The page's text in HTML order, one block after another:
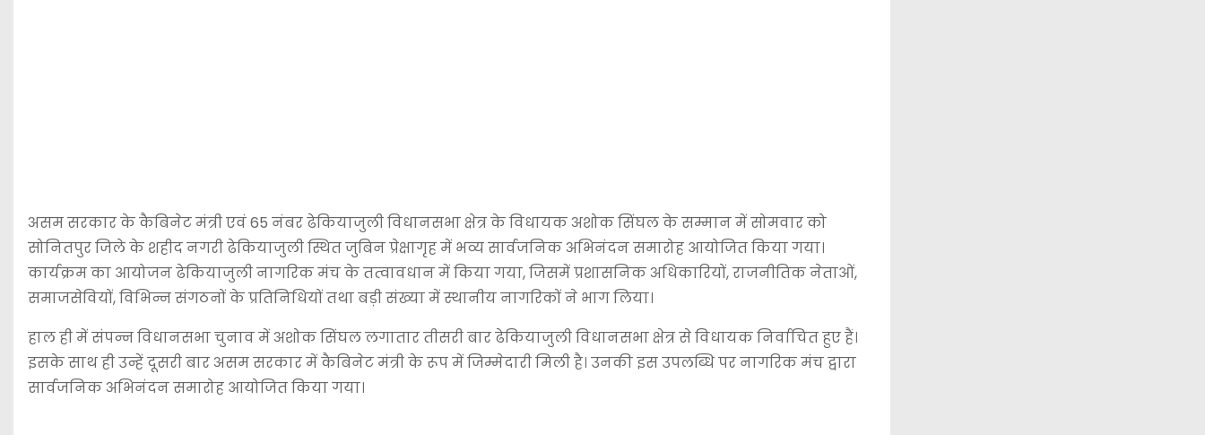
असम सरकार के कैबिनेट मंत्री एवं 65 नंबर ढेकियाजुली विधानसभा क्षेत्र के विधायक अशोक सिंघल के सम्मान में सोमवार को
सोनितपुर जिले के शहीद नगरी ढेकियाजुली स्थित जुबिन प्रेक्षागृह में भव्य सार्वजनिक अभिनंदन समारोह आयोजित किया गया।
कार्यक्रम का आयोजन ढेकियाजुली नागरिक मंच के तत्वावधान में किया गया, जिसमें प्रशासनिक अधिकारियों, राजनीतिक नेताओं,
समाजसेवियों, विभिन्न संगठनों के प्रतिनिधियों तथा बड़ी संख्या में स्थानीय नागरिकों ने भाग लिया।
हाल ही में संपन्न विधानसभा चुनाव में अशोक सिंघल लगातार तीसरी बार ढेकियाजुली विधानसभा क्षेत्र से विधायक निर्वाचित हुए हैं।
इसके साथ ही उन्हें दूसरी बार असम सरकार में कैबिनेट मंत्री के रूप में जिम्मेदारी मिली है। उनकी इस उपलब्धि पर नागरिक मंच द्वारा
सार्वजनिक अभिनंदन समारोह आयोजित किया गया।